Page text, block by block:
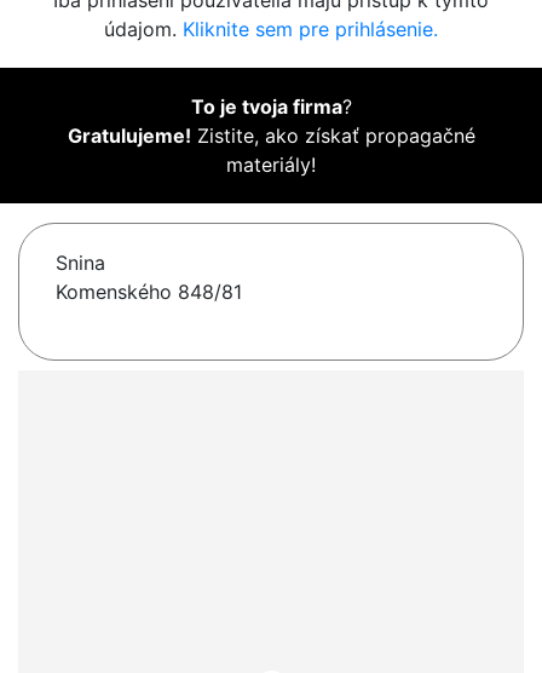
údajom. Kliknite sem pre prihlásenie.
To je tvoja firma?
Gratulujeme! Zistite, ako získať propagačné
materiály!
Snina
Komenského 848/81